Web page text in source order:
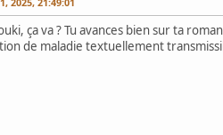
ça va ? Tu avances bien sur ta
de maladie textuellement